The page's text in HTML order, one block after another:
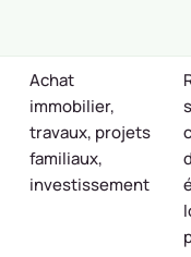
Achat
immobilier,
travaux, projets
familiaux,
investissement